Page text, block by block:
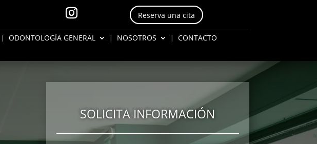
Reserva una cita
ODONTOLOGÍA GENERAL NOSOTROS CONTACTO
SOLICITA INFORMACIÓN